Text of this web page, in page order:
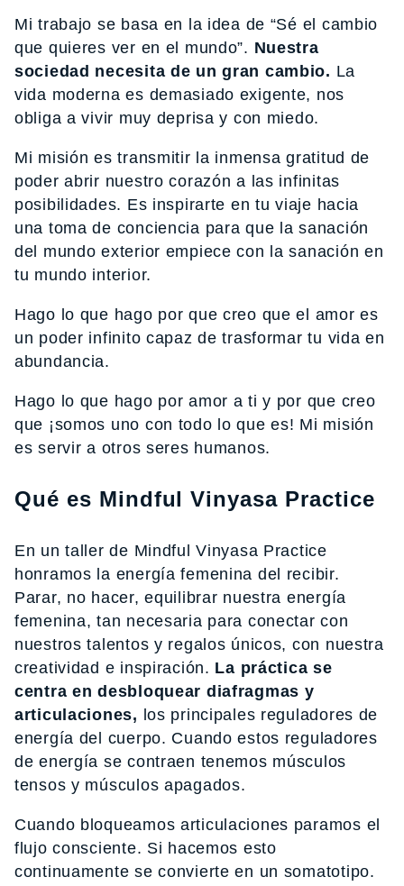
Mi trabajo se basa en la idea de “Sé el cambio
que quieres ver en el mundo”. Nuestra
sociedad necesita de un gran cambio. La
vida moderna es demasiado exigente, nos
obliga a vivir muy deprisa y con miedo.
Mi misión es transmitir la inmensa gratitud de
poder abrir nuestro corazón a las infinitas
posibilidades. Es inspirarte en tu viaje hacia
una toma de conciencia para que la sanación
del mundo exterior empiece con la sanación en
tu mundo interior.
Hago lo que hago por que creo que el amor es
un poder infinito capaz de trasformar tu vida en
abundancia.
Hago lo que hago por amor a ti y por que creo
que ¡somos uno con todo lo que es! Mi misión
es servir a otros seres humanos.
Qué es Mindful Vinyasa Practice
En un taller de Mindful Vinyasa Practice
honramos la energía femenina del recibir.
Parar, no hacer, equilibrar nuestra energía
femenina, tan necesaria para conectar con
nuestros talentos y regalos únicos, con nuestra
creatividad e inspiración. La práctica se
centra en desbloquear diafragmas y
articulaciones, los principales reguladores de
energía del cuerpo. Cuando estos reguladores
de energía se contraen tenemos músculos
tensos y músculos apagados.
Cuando bloqueamos articulaciones paramos el
flujo consciente. Si hacemos esto
continuamente se convierte en un somatotipo.